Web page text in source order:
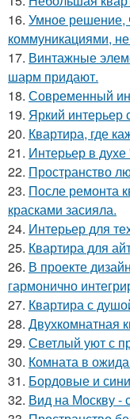
16. Умное решение,
коммуникациями,
17. Винтажные
шарм придают.
18. Современный
19. Яркий интерьер
20. Квартира, где
21. Интерьер в
22. Пространство
23. После ремонта
красками засияла.
24. Интерьер для
25. Квартира для
26. В проекте
гармонично
27. Квартира с
28. Двухкомнатная
29. Светлый уют с
30. Комната в
31. Бордовые и
32. Вид на Москву -